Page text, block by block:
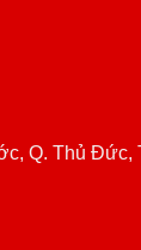
Q. Thủ Đức,